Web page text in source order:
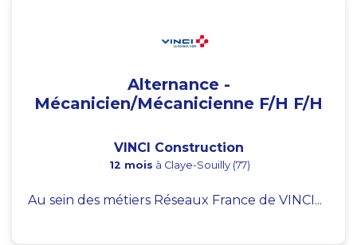
Alternance -
Mécanicien/Mécanicienne F/H F/H
VINCI Construction
12 mois à Claye-Souilly (77)
Au sein des métiers Réseaux France de VINCI...